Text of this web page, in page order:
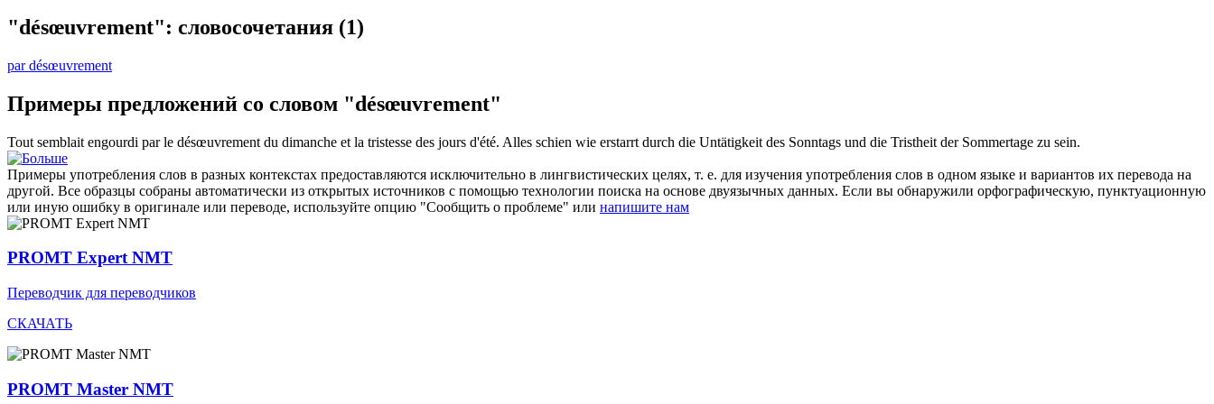
"désœuvrement": словосочетания (1)
par désœuvrement
Примеры предложений со словом "désœuvrement"
Tout semblait engourdi par le désœuvrement du dimanche et la tristesse des jours d'été. Alles schien wie erstarrt durch die Untätigkeit des Sonntags und die Tristheit der Sommertage zu sein.
Примеры употребления слов в разных контекстах предоставляются исключительно в лингвистических целях, т. е. для изучения употребления слов в одном языке и вариантов их перевода на
другой. Все образцы собраны автоматически из открытых источников с помощью технологии поиска на основе двуязычных данных. Если вы обнаружили орфографическую, пунктуационную
или иную ошибку в оригинале или переводе, используйте опцию "Сообщить о проблеме" или напишите нам
PROMT Expert NMT
Переводчик для переводчиков
СКАЧАТЬ
PROMT Master NMT